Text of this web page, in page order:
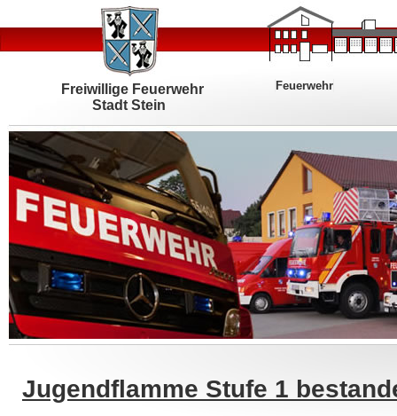
Freiwillige Feuerwehr
Stadt Stein
Feuerwehr
Jugendflamme Stufe 1